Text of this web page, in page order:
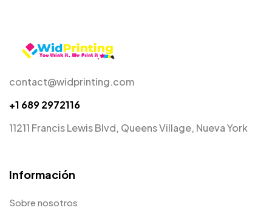
contact@widprinting.com
+1 689 2972116
11211 Francis Lewis Blvd, Queens Village, Nueva York
Información
Sobre nosotros